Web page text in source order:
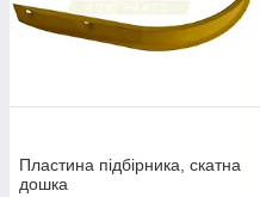
Пластина підбірника, скатна
дошка